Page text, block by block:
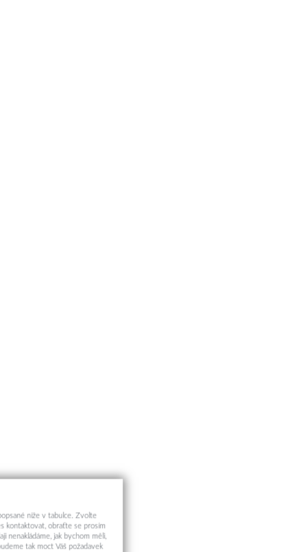
níže v tabulce. Zvolte
kontaktovat, obraťte se prosím
nenakládáme, jak bychom měli,
tak moct Váš požadavek